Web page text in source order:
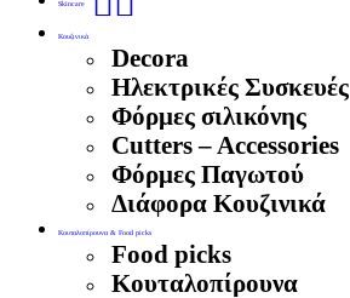
Skincare
Κουζινικά
Decora
Ηλεκτρικές Συσκευές
Φόρμες σιλικόνης
Cutters – Accessories
Φόρμες Παγωτού
Διάφορα Κουζινικά
Κουταλοπίρουνα & Food picks
Food picks
Κουταλοπίρουνα